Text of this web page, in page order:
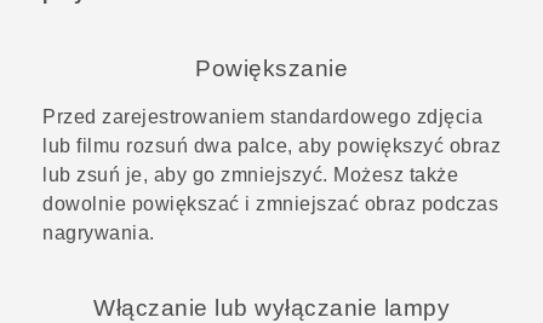
Powiększanie
Przed zarejestrowaniem standardowego zdjęcia
lub filmu rozsuń dwa palce, aby powiększyć obraz
lub zsuń je, aby go zmniejszyć. Możesz także
dowolnie powiększać i zmniejszać obraz podczas
nagrywania.
Włączanie lub wyłączanie lampy